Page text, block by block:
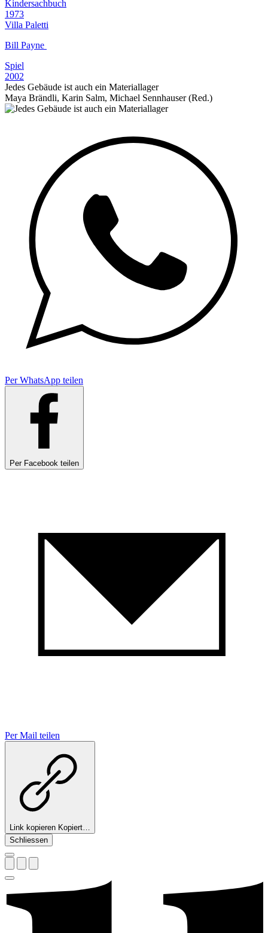
Kindersachbuch
1973
Villa Paletti
Bill Payne
Spiel
2002
Jedes Gebäude ist auch ein Materiallager
Maya Brändli, Karin Salm, Michael Sennhauser (Red.)
Per WhatsApp teilen
Per Facebook teilen
Per Mail teilen
Link kopieren Kopiert…
Schliessen